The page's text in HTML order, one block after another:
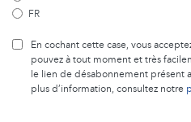
FR
En cochant cette case, vous
pouvez à tout moment et très
le lien de désabonnement présent
plus d’information, consultez notre